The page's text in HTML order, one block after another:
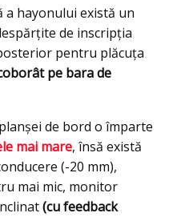
a hayonului există un
de inscripția
posterior pentru plăcuţa
pe bara de
de bord o împarte
mai mare, însă există
(-20 mm),
mai mic, monitor
(cu feedback